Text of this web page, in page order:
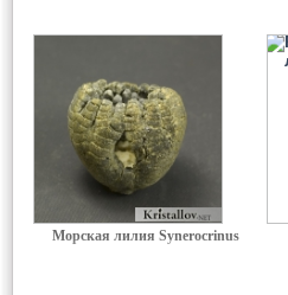
Морская лилия Synerocrinus